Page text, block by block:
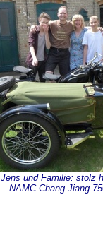
Jens und Familie: stolz
NAMC Chang Jiang